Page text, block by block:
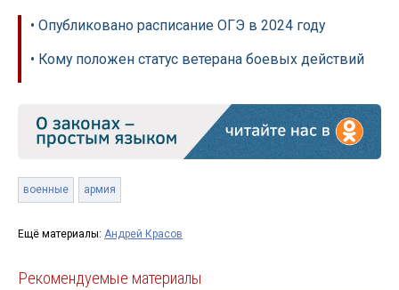
• Опубликовано расписание ОГЭ в 2024 году
• Кому положен статус ветерана боевых действий
военные армия
Ещё материалы: Андрей Красов
Рекомендуемые материалы